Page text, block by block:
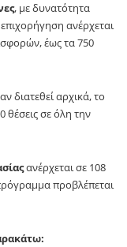
, με δυνατότητα
ανέρχεται
έως τα 750
διατεθεί αρχικά, το
θέσεις σε όλη την
ανέρχεται σε 108
προβλέπεται